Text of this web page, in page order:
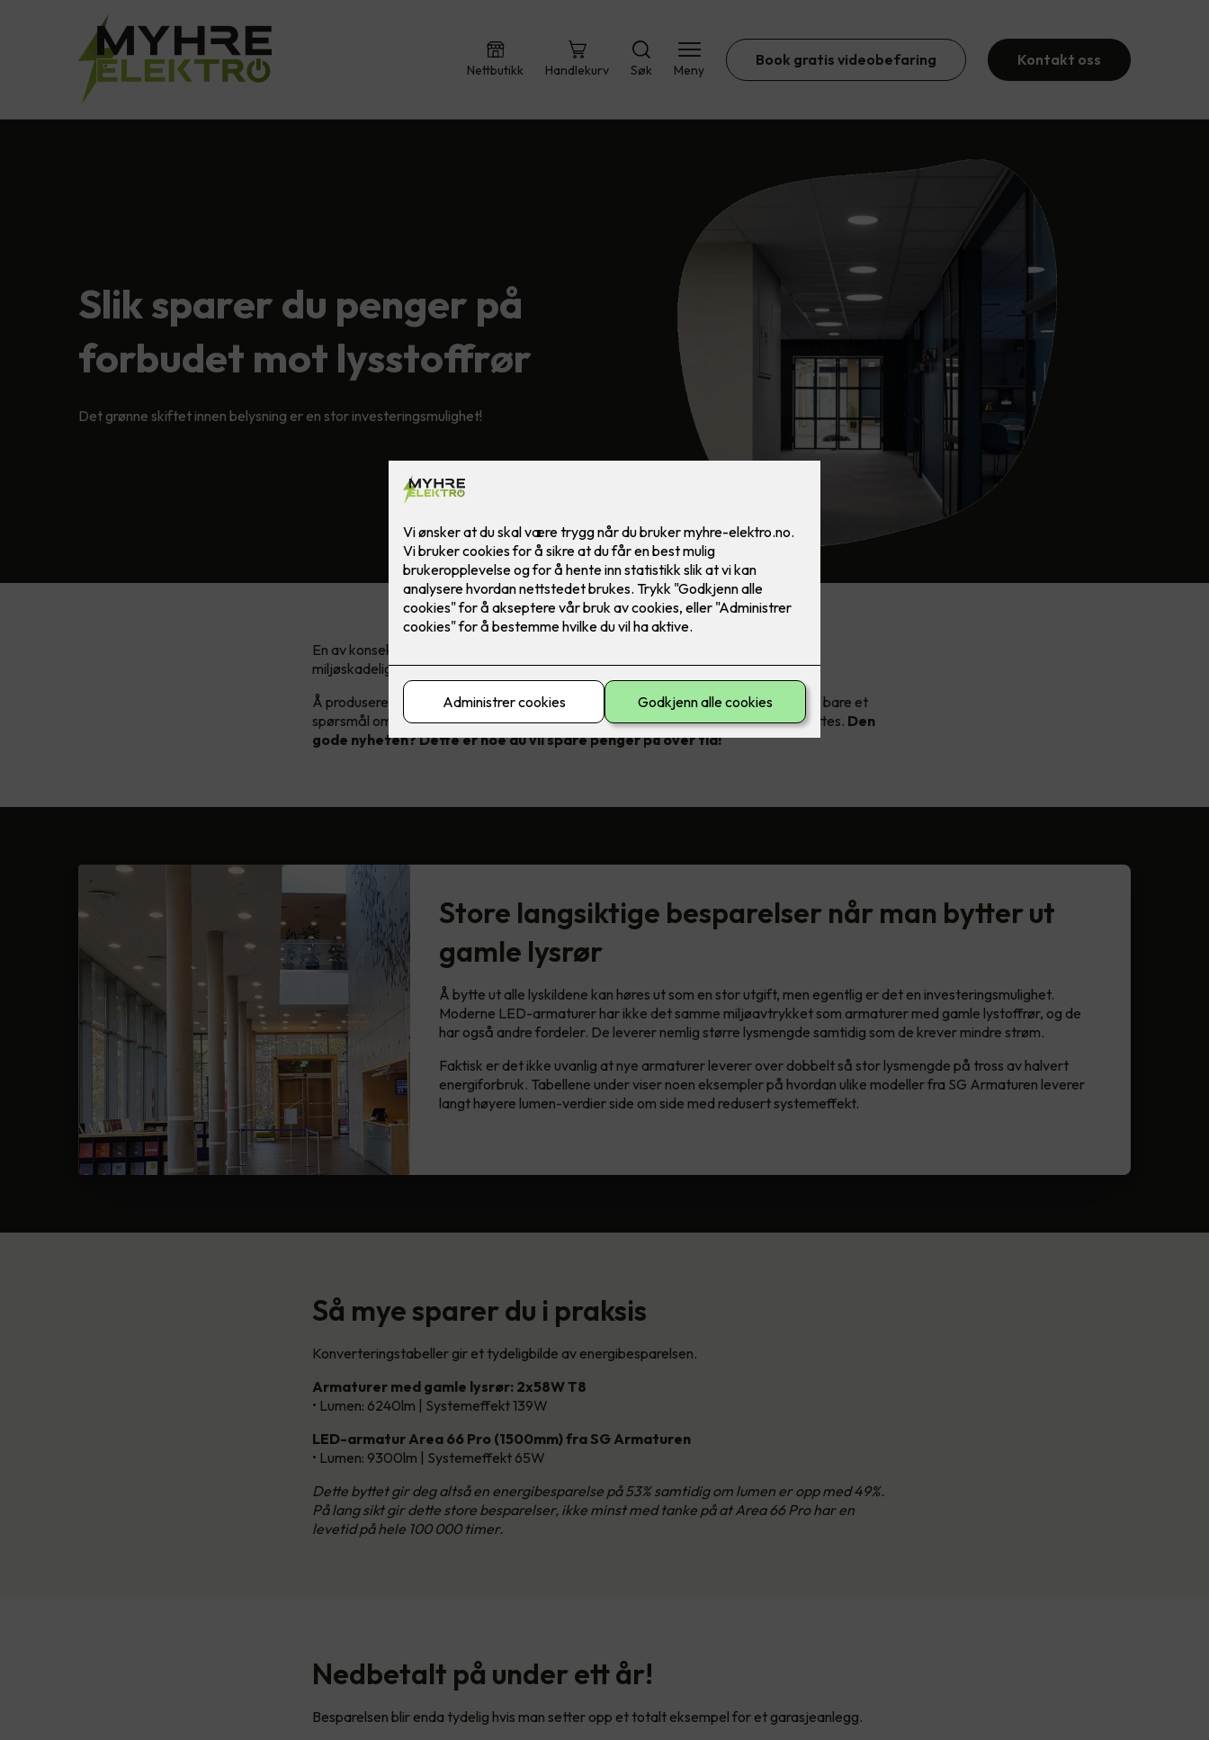
Nettbutikk Handlekurv Søk Meny
Book gratis videobefaring Kontakt oss
Slik sparer du penger på
forbudet mot lysstoffrør
Det grønne skiftet innen belysning er en stor investeringsmulighet!
En av konsekvensene av RoHS-direktivet, som har til hensikt å begrense bruken av
miljøskadelige stoffer, er at lysstoffrør avvikles.
Å produsere nye lysstoffrør har vært forbudt siden høsten 2023, og dermed er det bare et
spørsmål om tid før alle bedrifter må gjøre noe med belysning der lysstoffrør benyttes. Den
gode nyheten? Dette er noe du vil spare penger på over tid!
Store langsiktige besparelser når man bytter ut
gamle lysrør
Å bytte ut alle lyskildene kan høres ut som en stor utgift, men egentlig er det en investeringsmulighet.
Moderne LED-armaturer har ikke det samme miljøavtrykket som armaturer med gamle lystoffrør, og de
har også andre fordeler. De leverer nemlig større lysmengde samtidig som de krever mindre strøm.
Faktisk er det ikke uvanlig at nye armaturer leverer over dobbelt så stor lysmengde på tross av halvert
energiforbruk. Tabellene under viser noen eksempler på hvordan ulike modeller fra SG Armaturen leverer
langt høyere lumen-verdier side om side med redusert systemeffekt.
Så mye sparer du i praksis
Konverteringstabeller gir et tydeligbilde av energibesparelsen.
Armaturer med gamle lysrør: 2x58W T8
• Lumen: 6240lm | Systemeffekt 139W
LED-armatur Area 66 Pro (1500mm) fra SG Armaturen
• Lumen: 9300lm | Systemeffekt 65W
Dette byttet gir deg altså en energibesparelse på 53% samtidig om lumen er opp med 49%.
På lang sikt gir dette store besparelser, ikke minst med tanke på at Area 66 Pro har en
levetid på hele 100 000 timer.
Nedbetalt på under ett år!
Besparelsen blir enda tydelig hvis man setter opp et totalt eksempel for et garasjeanlegg.